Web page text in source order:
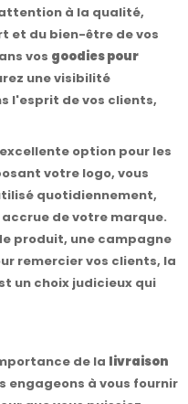
à la qualité,
et du bien-être de vos
vos goodies pour
une visibilité
l'esprit de vos clients,
option pour les
votre logo, vous
quotidiennement,
de votre marque.
produit, une campagne
remercier vos clients, la
un choix judicieux qui
de la livraison
engageons à vous fournir